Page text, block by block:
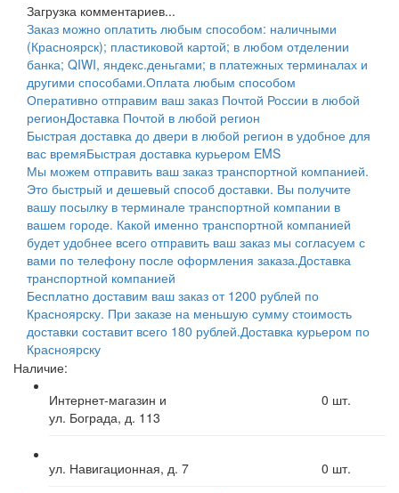
Загрузка комментариев...
Заказ можно оплатить любым способом: наличными
(Красноярск); пластиковой картой; в любом отделении
банка; QIWI, яндекс.деньгами; в платежных терминалах и
другими способами.Оплата любым способом
Оперативно отправим ваш заказ Почтой России в любой
регионДоставка Почтой в любой регион
Быстрая доставка до двери в любой регион в удобное для
вас времяБыстрая доставка курьером EMS
Мы можем отправить ваш заказ транспортной компанией.
Это быстрый и дешевый способ доставки. Вы получите
вашу посылку в терминале транспортной компании в
вашем городе. Какой именно транспортной компанией
будет удобнее всего отправить ваш заказ мы согласуем с
вами по телефону после оформления заказа.Доставка
транспортной компанией
Бесплатно доставим ваш заказ от 1200 рублей по
Красноярску. При заказе на меньшую сумму стоимость
доставки составит всего 180 рублей.Доставка курьером по
Красноярску
Наличие:
Интернет-магазин и
ул. Бограда, д. 113
0 шт.
ул. Навигационная, д. 7 0 шт.